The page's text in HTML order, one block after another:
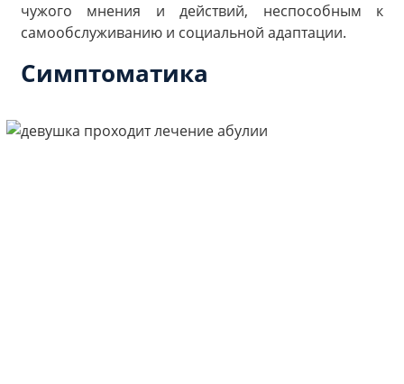
чужого мнения и действий, неспособным к
самообслуживанию и социальной адаптации.
Симптоматика